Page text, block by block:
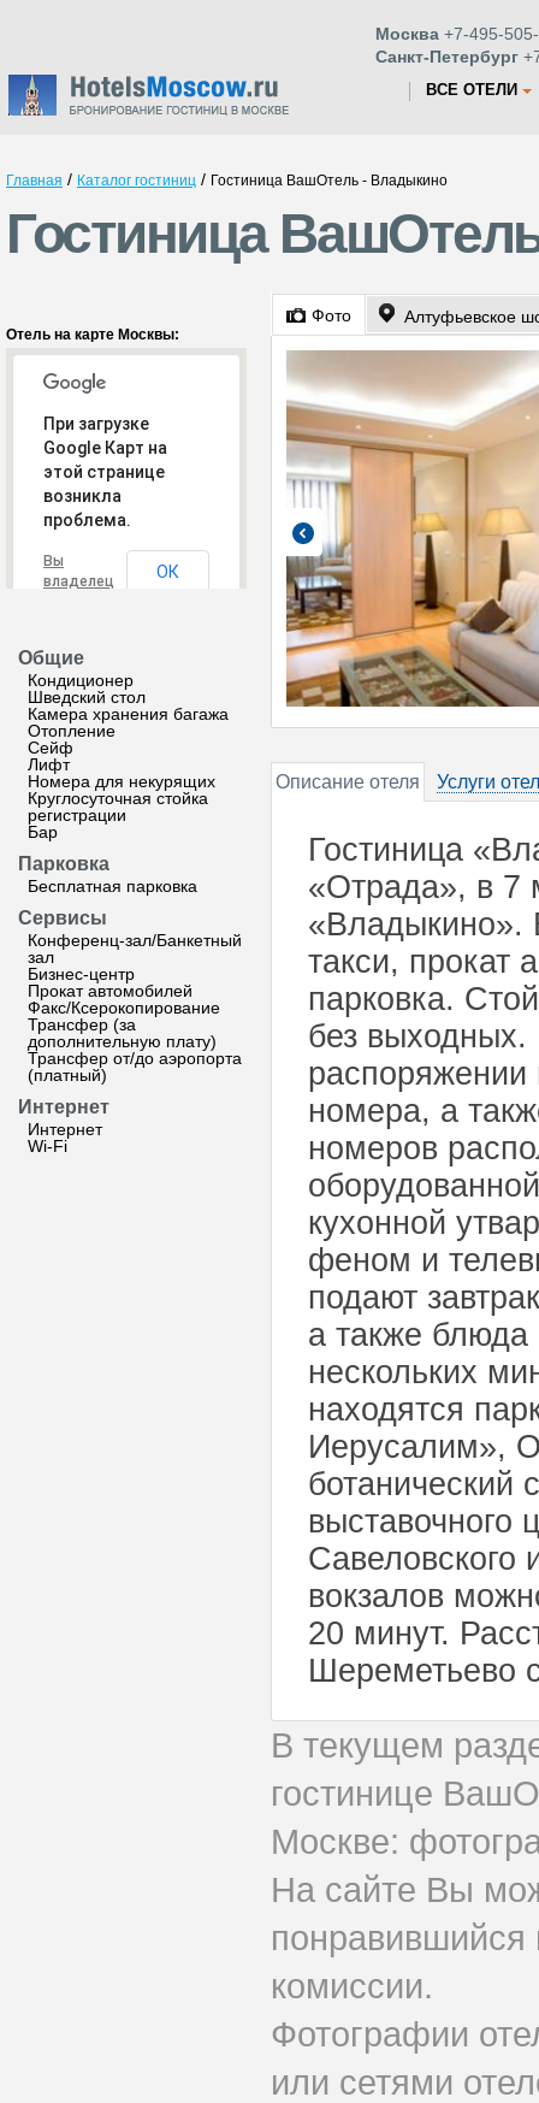
Москва +7-495-
Санкт-Петербург
ВСЕ ОТЕЛИ
Главная / Каталог гостиниц / Гостиница ВашОтель - Владыкино
Гостиница
Отель на карте Москвы:
При загрузке
Google Карт на
этой странице
возникла
проблема.
Вы
владелец
ОК
Общие
Кондиционер
Шведский стол
Камера хранения багажа
Отопление
Сейф
Лифт
Номера для некурящих
Круглосуточная стойка
регистрации
Бар
Парковка
Бесплатная парковка
Сервисы
Конференц-зал/Банкетный
зал
Бизнес-центр
Прокат автомобилей
Факс/Ксерокопирование
Трансфер (за
дополнительную плату)
Трансфер от/до аэропорта
(платный)
Интернет
Интернет
Wi-Fi
Фото Алтуфьевское
Описание отеля Услуги
Гостиница
«Отрада», в 7
«Владыкино».
такси, прокат
парковка.
без выходных.
распоряжении
номера, а
номеров
кухонной
феном и
подают
а также блюда
нескольких
находятся
Иерусалим»,
ботанический
выставочного
Савеловского
вокзалов
20 минут.
Шереметьево
В текущем
гостинице
Москве:
На сайте Вы
комиссии.
Фотографии
или сетями